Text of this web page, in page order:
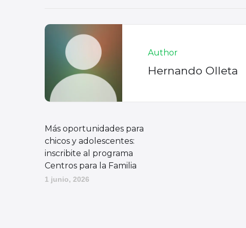
Author
Hernando Olleta
Más oportunidades para
chicos y adolescentes:
inscribite al programa
Centros para la Familia
1 junio, 2026